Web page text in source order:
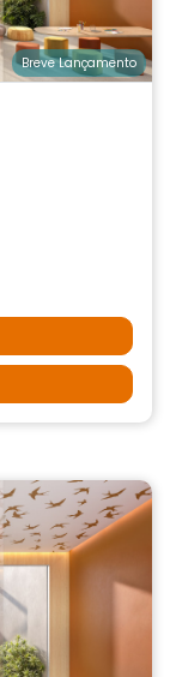
Breve Lançamento